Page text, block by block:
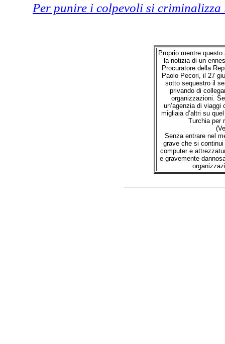
Per punire i colpevoli si criminalizza
Proprio mentre
la notizia di un
Procuratore della
Paolo Pecori, il 27
sotto sequestro il
privando di
organizzazioni.
un’agenzia di
migliaia d’altri su
Turchia per
Senza entrare nel
grave che si
computer e
e gravemente